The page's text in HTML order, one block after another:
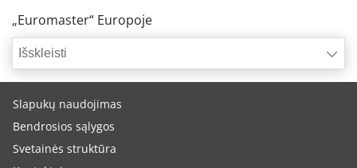
„Euromaster“ Europoje
Išskleisti
Slapukų naudojimas
Bendrosios sąlygos
Svetainės struktūra